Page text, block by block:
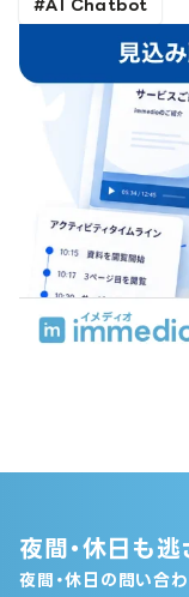
AI Chatbot
夜間・休日も
夜間・休日の問い合